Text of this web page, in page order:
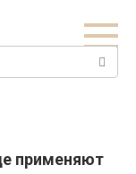
применяют